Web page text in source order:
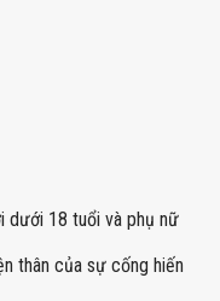
dưới 18 tuổi và phụ nữ
thân của sự cống hiến